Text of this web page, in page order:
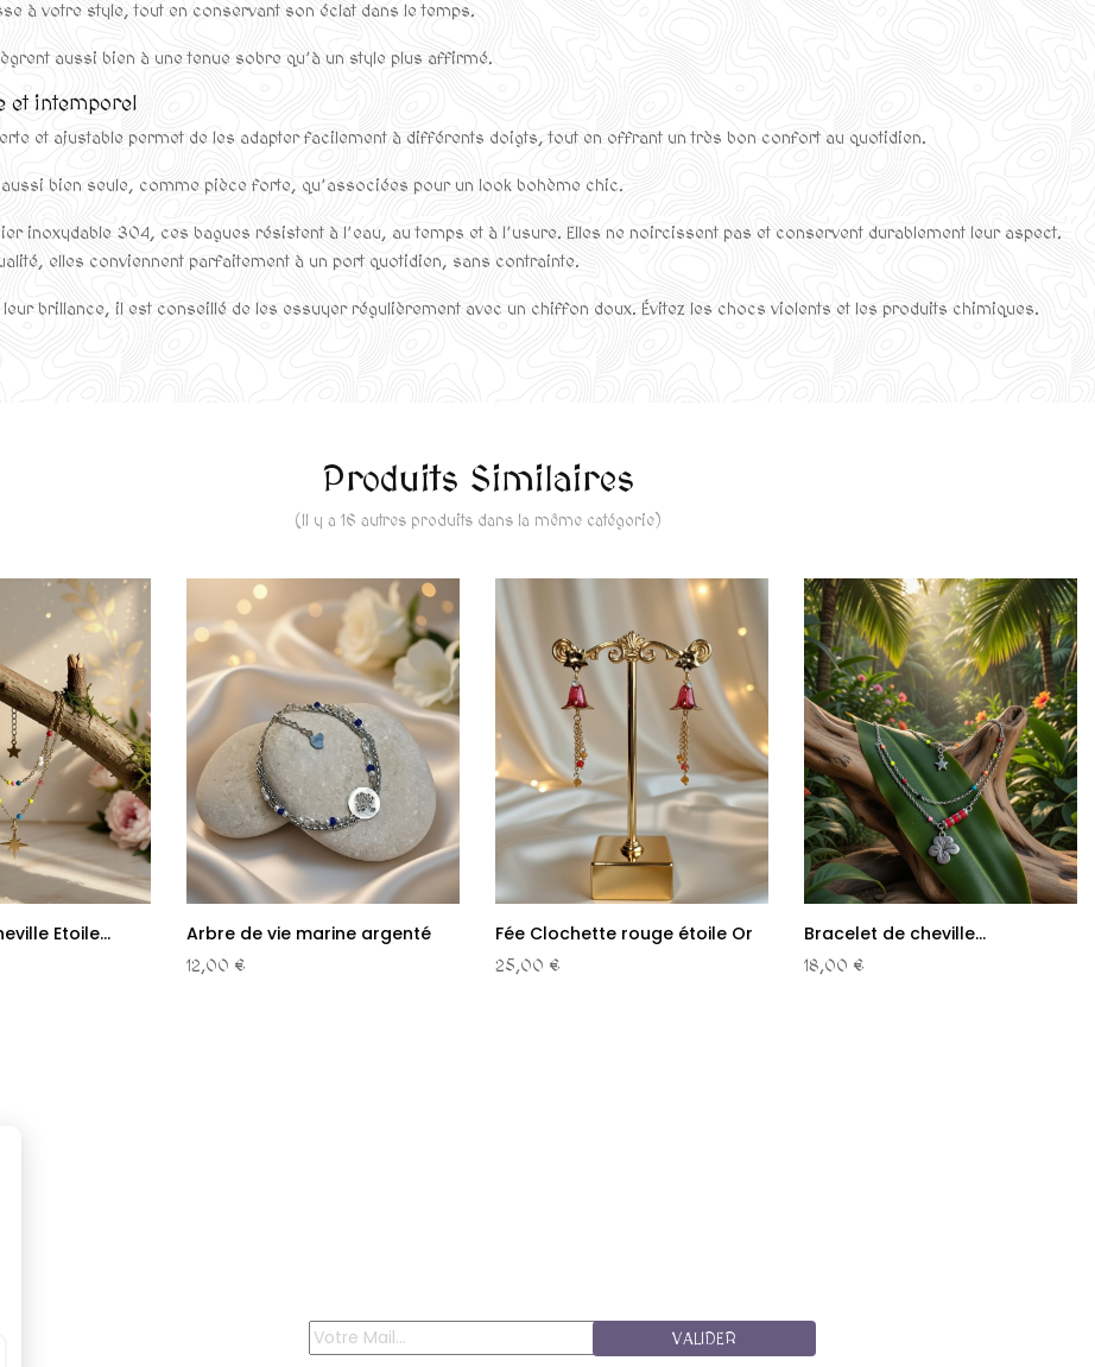
à votre style, tout en conservant son éclat dans le temps.
aussi bien à une tenue sobre qu’à un style plus affirmé.
et intemporel
et ajustable permet de les adapter facilement à différents doigts, tout en offrant un très bon confort au quotidien.
bien seule, comme pièce forte, qu’associées pour un look bohème chic.
inoxydable 304, ces bagues résistent à l’eau, au temps et à l’usure. Elles ne noircissent pas et conservent durablement leur aspect.
elles conviennent parfaitement à un port quotidien, sans contrainte.
brillance, il est conseillé de les essuyer régulièrement avec un chiffon doux. Évitez les chocs violents et les produits chimiques.
Produits Similaires
(Il y a 16 autres produits dans la même catégorie)
Etoile... Arbre de vie marine argenté
12,00 €
Fée Clochette rouge étoile Or
25,00 €
Bracelet de cheville...
18,00 €
VALIDER